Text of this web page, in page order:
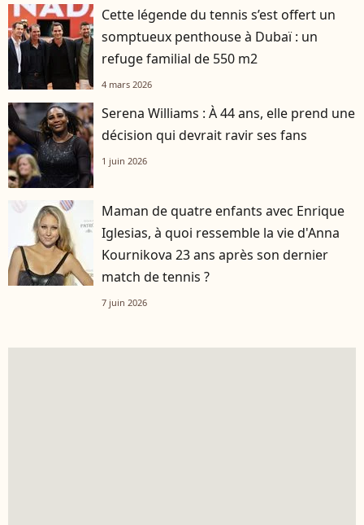
Cette légende du tennis s’est offert un
somptueux penthouse à Dubaï : un
refuge familial de 550 m2
4 mars 2026
Serena Williams : À 44 ans, elle prend une
décision qui devrait ravir ses fans
1 juin 2026
Maman de quatre enfants avec Enrique
Iglesias, à quoi ressemble la vie d'Anna
Kournikova 23 ans après son dernier
match de tennis ?
7 juin 2026